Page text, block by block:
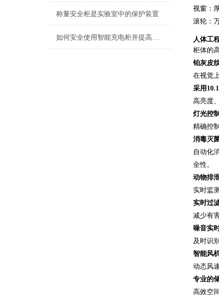
称量安全柜是实验室中的保护装置
如何安全使用智能充电柜并提高其效率？
视窗：
滚轮：
⼈体⼯
柜体的
铂灰皮
在视觉
采用
高亮度
灯光控
精确控
消毒灭
自动化
全性。
动物排
实时监
实时过
减少有
噪音实
及时识
智能风
动态风
专业的
高效空